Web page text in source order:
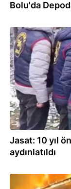
Bolu'da
03.03.2026
Jasat: 10 yıl
aydınlatıldı
05.02.2026